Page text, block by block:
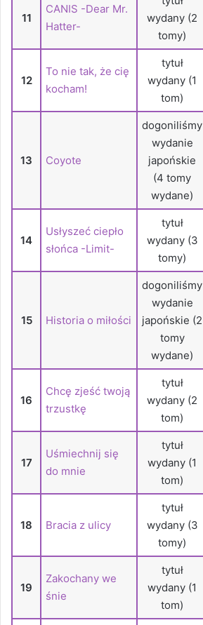
11
CANIS -Dear Mr.
Hatter-
wydany (2
tomy)
12
To nie tak, że cię
kocham!
tytuł
wydany (1
tom)
13 Coyote
dogoniliśmy
wydanie
japońskie
(4 tomy
wydane)
14
Usłyszeć ciepło
słońca -Limit-
tytuł
wydany (3
tomy)
15 Historia o miłości
dogoniliśmy
wydanie
japońskie (2
tomy
wydane)
16
Chcę zjeść twoją
trzustkę
tytuł
wydany (2
tom)
17
Uśmiechnij się
do mnie
tytuł
wydany (1
tom)
18 Bracia z ulicy
tytuł
wydany (3
tomy)
19
Zakochany we
śnie
tytuł
wydany (1
tom)